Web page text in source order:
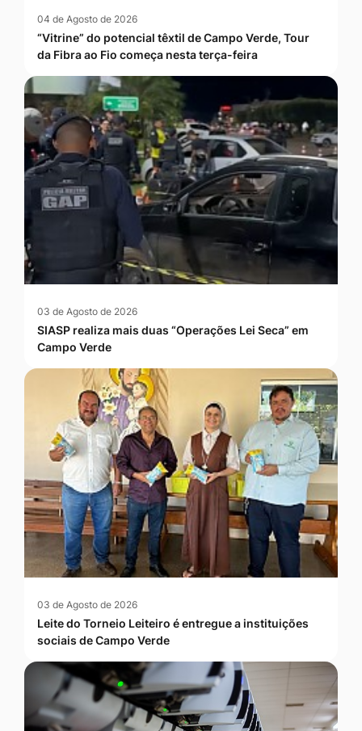
04 de Agosto de 2026
“Vitrine” do potencial têxtil de Campo Verde, Tour
da Fibra ao Fio começa nesta terça-feira
03 de Agosto de 2026
SIASP realiza mais duas “Operações Lei Seca” em
Campo Verde
03 de Agosto de 2026
Leite do Torneio Leiteiro é entregue a instituições
sociais de Campo Verde